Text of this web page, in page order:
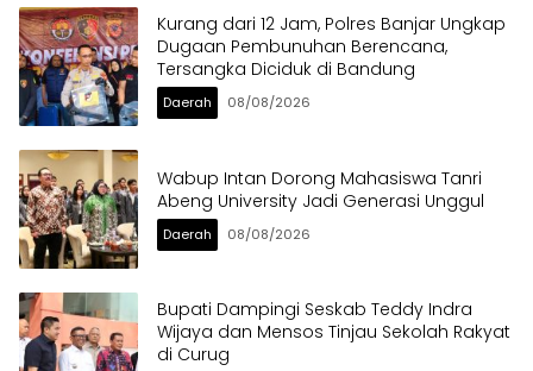
Kurang dari 12 Jam, Polres Banjar Ungkap
Dugaan Pembunuhan Berencana,
Tersangka Diciduk di Bandung
Daerah 08/08/2026
Wabup Intan Dorong Mahasiswa Tanri
Abeng University Jadi Generasi Unggul
Daerah 08/08/2026
Bupati Dampingi Seskab Teddy Indra
Wijaya dan Mensos Tinjau Sekolah Rakyat
di Curug